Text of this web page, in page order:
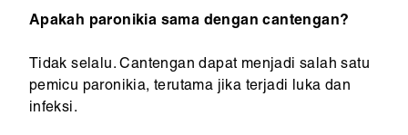
Apakah paronikia sama dengan cantengan?
Tidak selalu. Cantengan dapat menjadi salah satu
pemicu paronikia, terutama jika terjadi luka dan
infeksi.